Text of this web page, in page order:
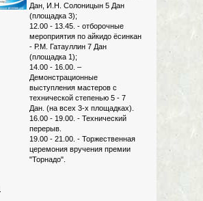
Дан, И.Н. Солоницын 5 Дан
(площадка 3);
12.00 - 13.45. - отборочные
мероприятия по айкидо ёсинкан
- Р.М. Гатауллин 7 Дан
(площадка 1);
14.00 - 16.00. –
Демонстрационные
выступления мастеров с
технической степенью 5 - 7
Дан. (на всех 3-х площадках).
16.00 - 19.00. - Технический
перерыв.
19.00 - 21.00. - Торжественная
церемония вручения премии
"Торнадо".